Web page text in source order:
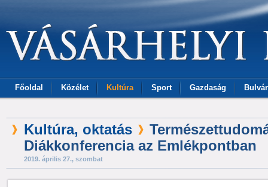
Főoldal Közélet Kultúra Sport Gazdaság Bulvár
Kultúra, oktatás
Diákkonferencia az Emlékpontban
2019. április 27., szombat